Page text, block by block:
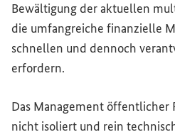
Bewältigung der aktuellen
die umfangreiche finanzielle
schnellen und dennoch
erfordern.
Das Management öffentlicher
nicht isoliert und rein